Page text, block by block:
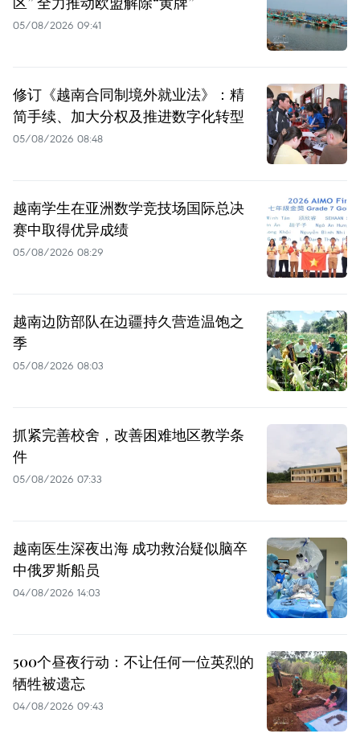
05/08/2026 09:41
修订《越南合同制境外就业法》：精
简手续、加大分权及推进数字化转型
05/08/2026 08:48
越南学生在亚洲数学竞技场国际总决
赛中取得优异成绩
05/08/2026 08:29
越南边防部队在边疆持久营造温饱之
季
05/08/2026 08:03
抓紧完善校舍，改善困难地区教学条
件
05/08/2026 07:33
越南医生深夜出海 成功救治疑似脑卒
中俄罗斯船员
04/08/2026 14:03
500个昼夜行动：不让任何一位英烈的
牺牲被遗忘
04/08/2026 09:43